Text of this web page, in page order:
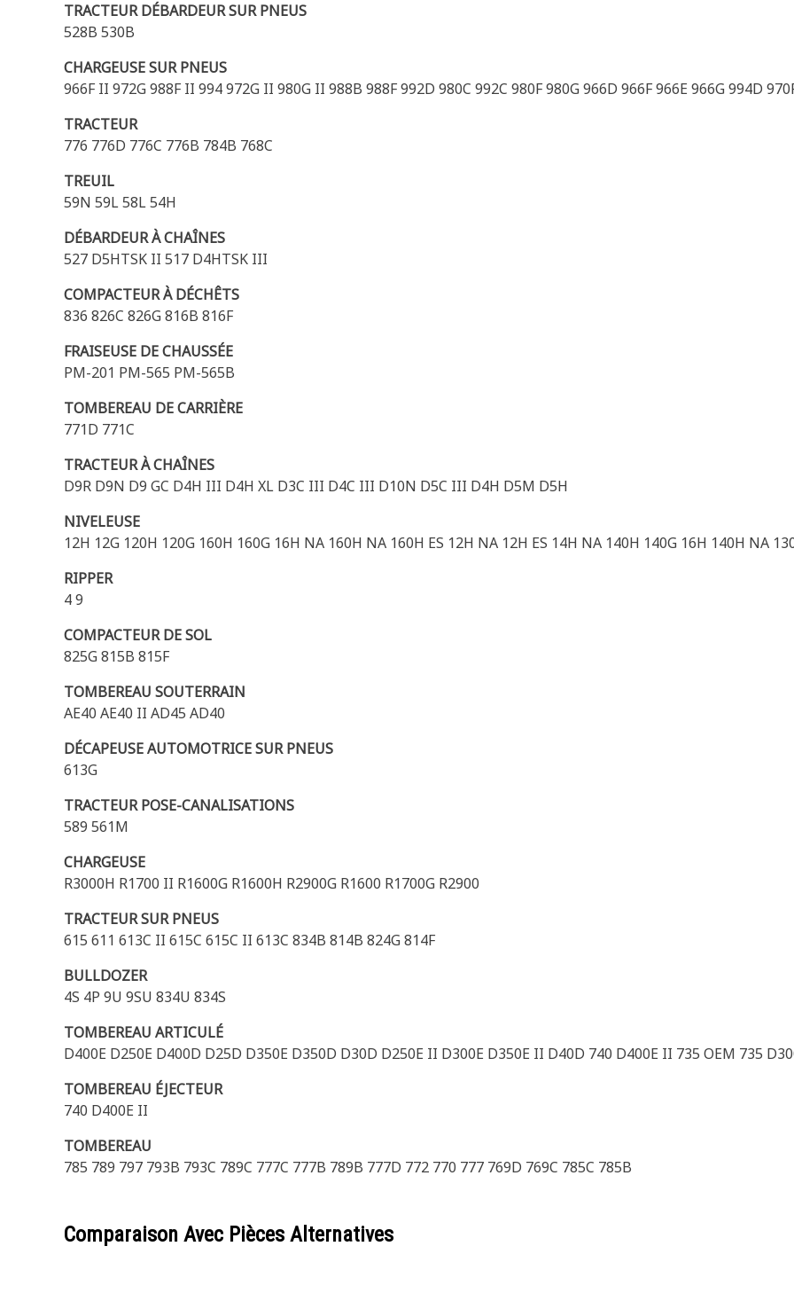
TRACTEUR DÉBARDEUR SUR PNEUS
528B 530B
CHARGEUSE SUR PNEUS
966F II 972G 988F II 994 972G II 980G II 988B 988F 992D 980C 992C 980F 980G 966D 966F 966E 966G 994D
TRACTEUR
776 776D 776C 776B 784B 768C
TREUIL
59N 59L 58L 54H
DÉBARDEUR À CHAÎNES
527 D5HTSK II 517 D4HTSK III
COMPACTEUR À DÉCHÊTS
836 826C 826G 816B 816F
FRAISEUSE DE CHAUSSÉE
PM-201 PM-565 PM-565B
TOMBEREAU DE CARRIÈRE
771D 771C
TRACTEUR À CHAÎNES
D9R D9N D9 GC D4H III D4H XL D3C III D4C III D10N D5C III D4H D5M D5H
NIVELEUSE
12H 12G 120H 120G 160H 160G 16H NA 160H NA 160H ES 12H NA 12H ES 14H NA 140H 140G 16H 140H NA
RIPPER
4 9
COMPACTEUR DE SOL
825G 815B 815F
TOMBEREAU SOUTERRAIN
AE40 AE40 II AD45 AD40
DÉCAPEUSE AUTOMOTRICE SUR PNEUS
613G
TRACTEUR POSE-CANALISATIONS
589 561M
CHARGEUSE
R3000H R1700 II R1600G R1600H R2900G R1600 R1700G R2900
TRACTEUR SUR PNEUS
615 611 613C II 615C 615C II 613C 834B 814B 824G 814F
BULLDOZER
4S 4P 9U 9SU 834U 834S
TOMBEREAU ARTICULÉ
D400E D250E D400D D25D D350E D350D D30D D250E II D300E D350E II D40D 740 D400E II 735 OEM 735
TOMBEREAU ÉJECTEUR
740 D400E II
TOMBEREAU
785 789 797 793B 793C 789C 777C 777B 789B 777D 772 770 777 769D 769C 785C 785B
Comparaison Avec Pièces Alternatives